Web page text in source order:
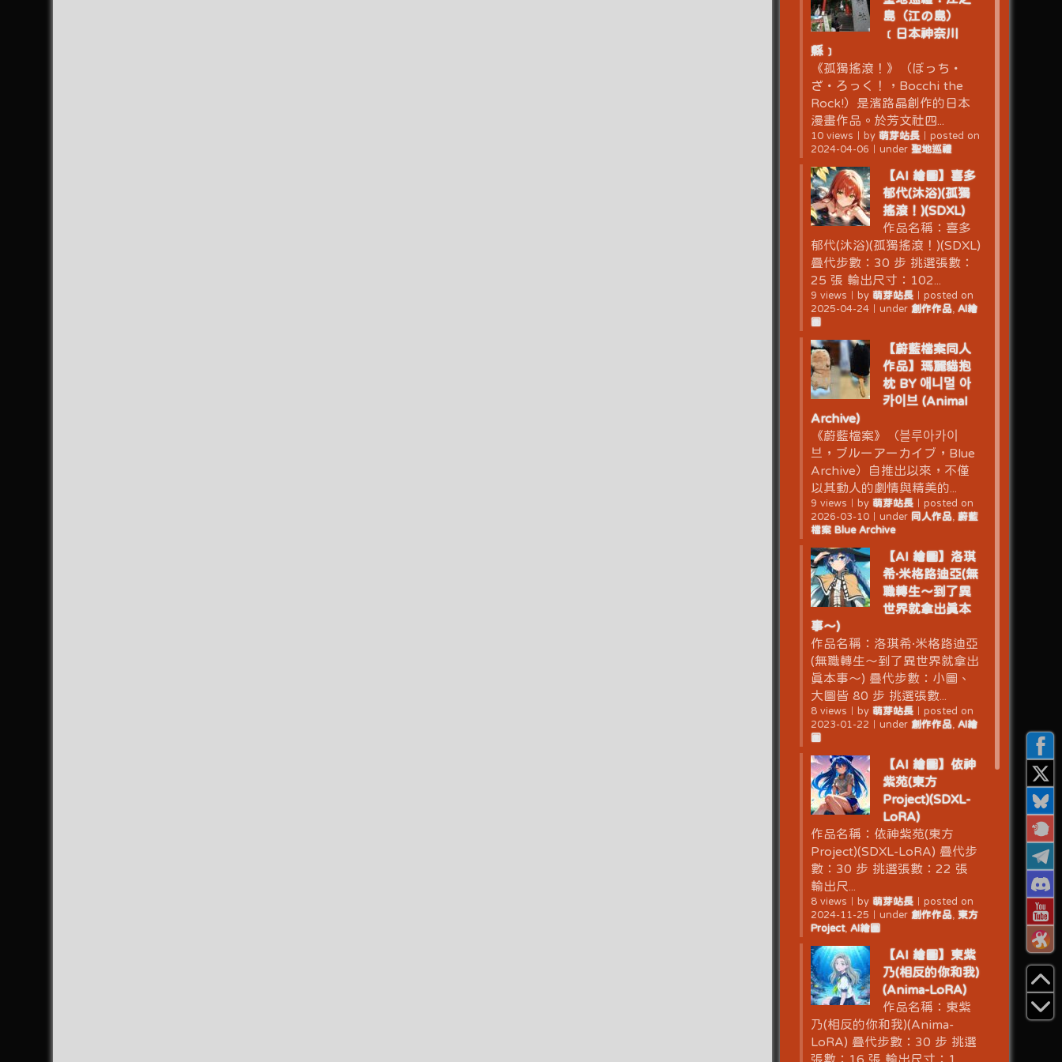
島（江の島）
﹝日本神奈川
縣﹞
《孤獨搖滾！》（ぼっち・
ざ・ろっく！，Bocchi the
Rock!）是濱路晶創作的日本
漫畫作品。於芳文社四...
10 views by 萌芽站長｜ posted on
2024-04-06
under 聖地巡禮
【AI 繪圖】喜多
郁代(沐浴)(孤獨
搖滾！)(SDXL)
作品名稱：喜多
郁代(沐浴)(孤獨搖滾！)(SDXL)
疊代步數：30 步 挑選張數：
25 張 輸出尺寸：102...
9 views by 萌芽站長｜ posted on
2025-04-24｜ under 創作作品, AI繪
圖
【蔚藍檔案同人
作品】瑪麗貓抱
枕 BY 애니멀 아
카이브 (Animal
Archive)
《蔚藍檔案》（블루아카이
브，ブルーアーカイブ，Blue
Archive）自推出以來，不僅
以其動人的劇情與精美的...
9 views by 萌芽站長｜ posted on
2026-03-10｜ under 同人作品, 蔚藍
檔案 Blue Archive
【AI 繪圖】洛琪
希·米格路迪亞(無
職轉生～到了異
世界就拿出真本
事～)
作品名稱：洛琪希·米格路迪亞
(無職轉生～到了異世界就拿出
真本事～) 疊代步數：小圖、
大圖皆 80 步 挑選張數...
8 views by 萌芽站長｜ posted on
2023-01-22
under 創作作品, AI繪
圖
【AI 繪圖】依神
紫苑(東方
Project)(SDXL-
LoRA)
作品名稱：依神紫苑(東方
Project)(SDXL-LoRA) 疊代步
數：30 步 挑選張數：22 張
輸出尺...
8 views by 萌芽站長｜ posted on
2024-11-25
under 創作作品, 東方
Project, AI繪圖
【AI 繪圖】東紫
乃(相反的你和我)
(Anima-LoRA)
作品名稱：東紫
乃(相反的你和我)(Anima-
LoRA) 疊代步數：30 步 挑選
張數：16 張 輸出尺寸：1...